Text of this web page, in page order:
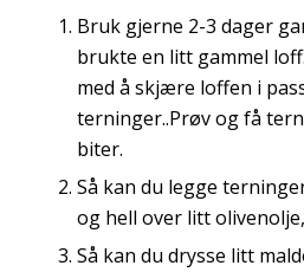
Bruk gjerne 2-3 dager
brukte en litt gammel
med å skjære loffen i
terninger..Prøv og få
biter.
Så kan du legge
og hell over litt
Så kan du drysse litt